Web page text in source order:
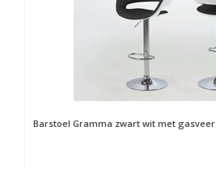
Barstoel Gramma zwart wit met gasveer